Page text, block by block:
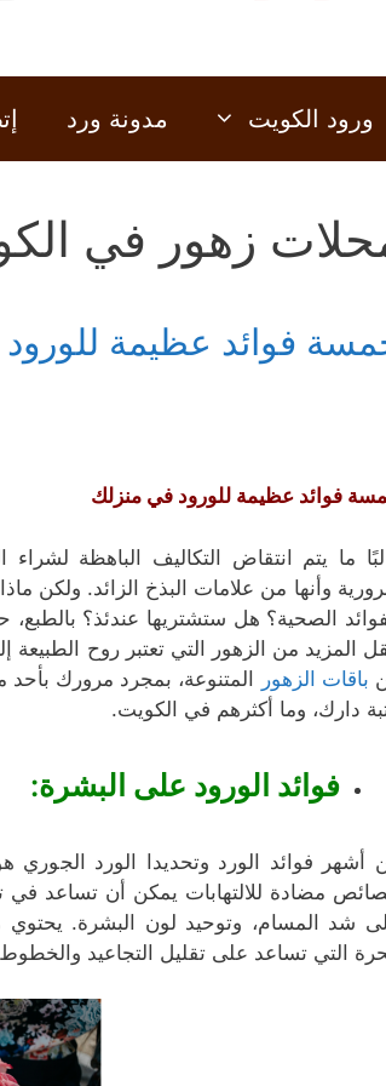
ورود الكويت مدونة ورد
زهور في
فوائد عظيمة
فوائد عظيمة للورود في منزلك
ما يتم انتقاض التكاليف الباهظة
وأنها من علامات البذخ الزائد. ولكن
الصحية؟ هل ستشتريها عندئذ؟
المزيد من الزهور التي تعتبر روح
باقات الزهور المتنوعة، بمجرد مرورك بأحد
دارك، وما أكثرهم في الكويت.
فوائد الورود على البشرة:
أشهر فوائد الورد وتحديدا الورد
مضادة للالتهابات يمكن أن تساعد في
شد المسام، وتوحيد لون البشرة. يحتوي
التي تساعد على تقليل التجاعيد والخطوط